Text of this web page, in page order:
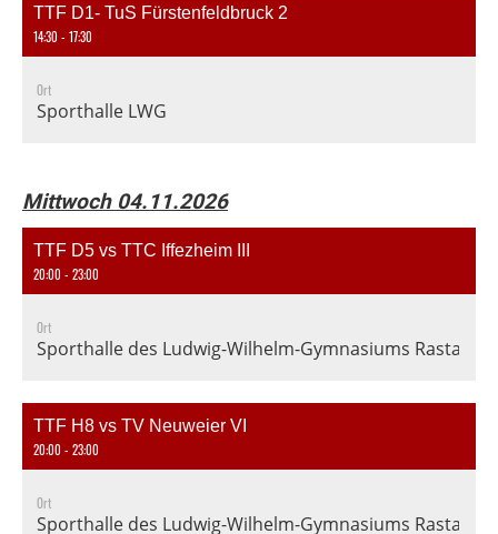
TTF D1- TuS Fürstenfeldbruck 2
14:30 - 17:30
Ort
Sporthalle LWG
Mittwoch 04.11.2026
TTF D5 vs TTC Iffezheim III
20:00 - 23:00
Ort
Sporthalle des Ludwig-Wilhelm-Gymnasiums Rastatt,
TTF H8 vs TV Neuweier VI
20:00 - 23:00
Ort
Sporthalle des Ludwig-Wilhelm-Gymnasiums Rastatt,